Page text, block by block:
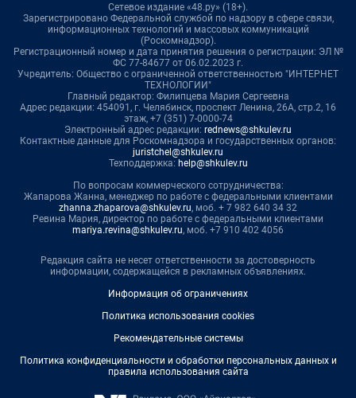
Сетевое издание «48.ру» (18+).
Зарегистрировано Федеральной службой по надзору в сфере связи,
информационных технологий и массовых коммуникаций
(Роскомнадзор).
Регистрационный номер и дата принятия решения о регистрации: ЭЛ №
ФС 77-84677 от 06.02.2023 г.
Учредитель: Общество с ограниченной ответственностью "ИНТЕРНЕТ
ТЕХНОЛОГИИ"
Главный редактор: Филипцева Мария Сергеевна
Адрес редакции: 454091, г. Челябинск, проспект Ленина, 26А, стр.2, 16
этаж, +7 (351) 7-0000-74
Электронный адрес редакции: rednews@shkulev.ru
Контактные данные для Роскомнадзора и государственных органов:
juristchel@shkulev.ru
Техподдержка: help@shkulev.ru
По вопросам коммерческого сотрудничества:
Жапарова Жанна, менеджер по работе с федеральными клиентами
zhanna.zhaparova@shkulev.ru, моб. + 7 982 640 34 32
Ревина Мария, директор по работе с федеральными клиентами
mariya.revina@shkulev.ru, моб. +7 910 402 4056
Редакция сайта не несет ответственности за достоверность
информации, содержащейся в рекламных объявлениях.
Информация об ограничениях
Политика использования cookies
Рекомендательные системы
Политика конфиденциальности и обработки персональных данных и
правила использования сайта